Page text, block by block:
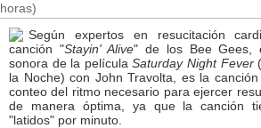
horas)
Según expertos en resucitación
canción "Stayin' Alive" de los Bee Gees,
sonora de la películaSaturday Night Fever
la Noche) con John Travolta, es la
conteo del ritmo necesario para ejercer
de manera óptima, ya que la canción
"latidos" por minuto.